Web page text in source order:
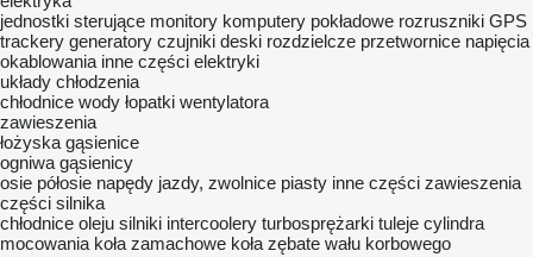
jednostki sterujące monitory komputery pokładowe rozruszniki GPS
trackery generatory czujniki deski rozdzielcze przetwornice napięcia
okablowania inne części elektryki
układy chłodzenia
chłodnice wody łopatki wentylatora
zawieszenia
łożyska gąsienice
ogniwa gąsienicy
osie półosie napędy jazdy, zwolnice piasty inne części zawieszenia
części silnika
chłodnice oleju silniki intercoolery turbosprężarki tuleje cylindra
mocowania koła zamachowe koła zębate wału korbowego